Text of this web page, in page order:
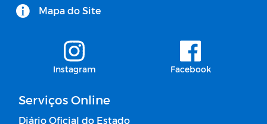
Mapa do Site
Instagram Facebook
Serviços Online
Diário Oficial do Estado